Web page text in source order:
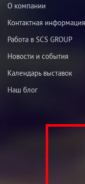
О компании
Контактная информация
Работа в SCS GROUP
Новости и события
Календарь выставок
Наш блог